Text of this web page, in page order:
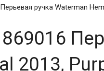
ручка Waterman
2013,